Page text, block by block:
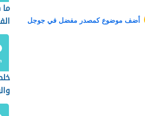
أضف موضوع كمصدر مفضل في جوجل